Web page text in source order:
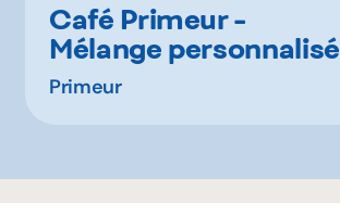
Café Primeur -
Mélange personnalisé
Primeur